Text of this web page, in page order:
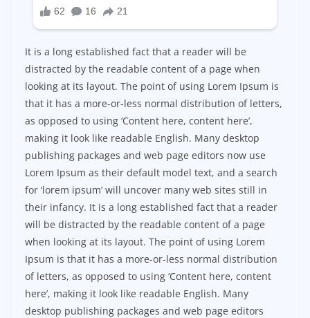
It is a long established fact that a reader will be
distracted by the readable content of a page when
looking at its layout. The point of using Lorem Ipsum is
that it has a more-or-less normal distribution of letters,
as opposed to using ‘Content here, content here’,
making it look like readable English. Many desktop
publishing packages and web page editors now use
Lorem Ipsum as their default model text, and a search
for ‘lorem ipsum’ will uncover many web sites still in
their infancy. It is a long established fact that a reader
will be distracted by the readable content of a page
when looking at its layout. The point of using Lorem
Ipsum is that it has a more-or-less normal distribution
of letters, as opposed to using ‘Content here, content
here’, making it look like readable English. Many
desktop publishing packages and web page editors